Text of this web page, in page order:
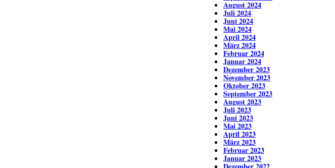
August 2024
Juli 2024
Juni 2024
Mai 2024
April 2024
März 2024
Februar 2024
Januar 2024
Dezember 2023
November 2023
Oktober 2023
September 2023
August 2023
Juli 2023
Juni 2023
Mai 2023
April 2023
März 2023
Februar 2023
Januar 2023